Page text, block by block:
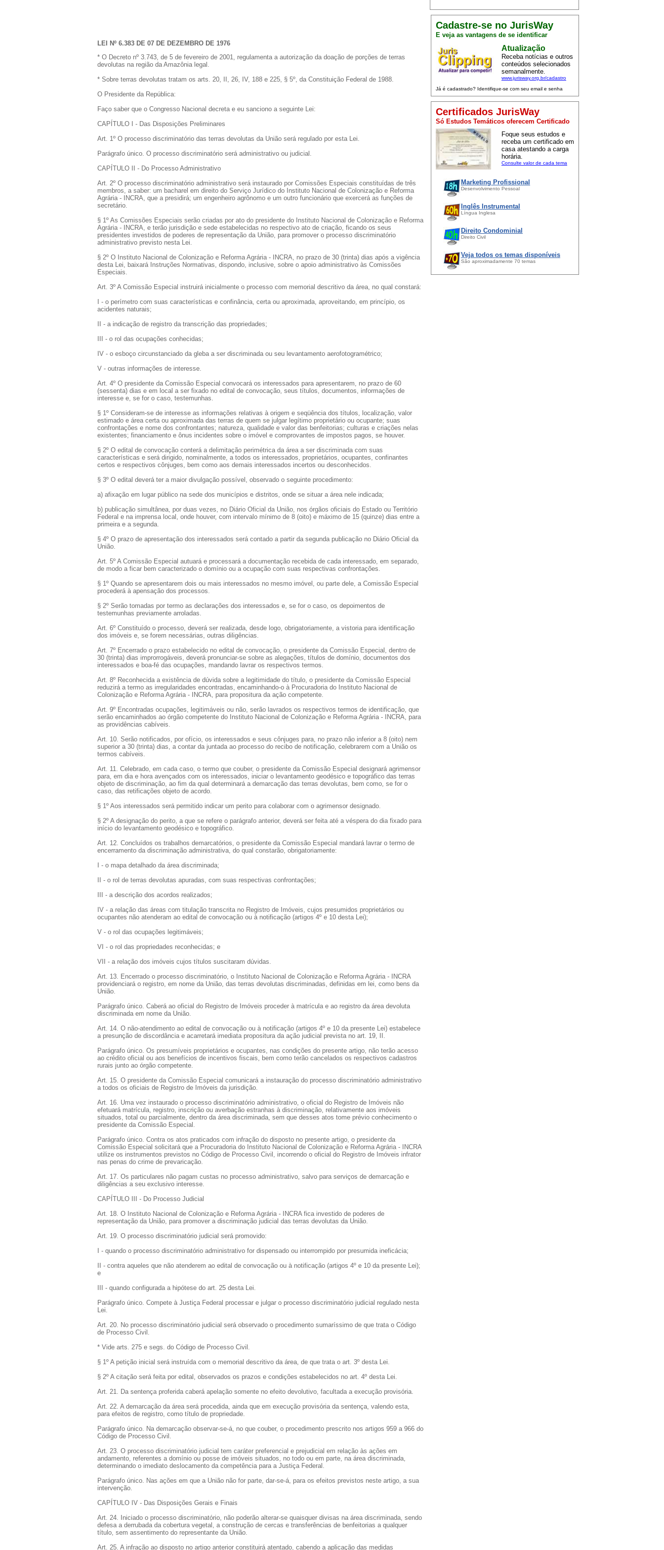
Cadastre-se no JurisWay
E veja as vantagens de se identificar
Atualização
Receba notícias e outros
conteúdos selecionados
semanalmente.
www.jurisway.org.br/cadastro
Já é cadastrado? Identifique-se com seu email e senha
Certificados JurisWay
Só Estudos Temáticos oferecem Certificado
Foque seus estudos e
receba um certificado em
casa atestando a carga
horária.
Consulte valor de cada tema
Marketing Profissional
Desenvolvimento Pessoal
Inglês Instrumental
Língua Inglesa
Direito Condominial
Direito Civil
Veja todos os temas disponíveis
São aproximadamente 70 temas
LEI Nº 6.383 DE 07 DE DEZEMBRO DE 1976
* O Decreto nº 3.743, de 5 de fevereiro de 2001, regulamenta a autorização da doação de porções de terras
devolutas na região da Amazônia legal.
* Sobre terras devolutas tratam os arts. 20, II, 26, IV, 188 e 225, § 5º, da Constituição Federal de 1988.
O Presidente da República:
Faço saber que o Congresso Nacional decreta e eu sanciono a seguinte Lei:
CAPÍTULO I - Das Disposições Preliminares
Art. 1º O processo discriminatório das terras devolutas da União será regulado por esta Lei.
Parágrafo único. O processo discriminatório será administrativo ou judicial.
CAPÍTULO II - Do Processo Administrativo
Art. 2º O processo discriminatório administrativo será instaurado por Comissões Especiais constituídas de três
membros, a saber: um bacharel em direito do Serviço Jurídico do Instituto Nacional de Colonização e Reforma
Agrária - INCRA, que a presidirá; um engenheiro agrônomo e um outro funcionário que exercerá as funções de
secretário.
§ 1º As Comissões Especiais serão criadas por ato do presidente do Instituto Nacional de Colonização e Reforma
Agrária - INCRA, e terão jurisdição e sede estabelecidas no respectivo ato de criação, ficando os seus
presidentes investidos de poderes de representação da União, para promover o processo discriminatório
administrativo previsto nesta Lei.
§ 2º O Instituto Nacional de Colonização e Reforma Agrária - INCRA, no prazo de 30 (trinta) dias após a vigência
desta Lei, baixará Instruções Normativas, dispondo, inclusive, sobre o apoio administrativo às Comissões
Especiais.
Art. 3º A Comissão Especial instruirá inicialmente o processo com memorial descritivo da área, no qual constará:
I - o perímetro com suas características e confinância, certa ou aproximada, aproveitando, em princípio, os
acidentes naturais;
II - a indicação de registro da transcrição das propriedades;
III - o rol das ocupações conhecidas;
IV - o esboço circunstanciado da gleba a ser discriminada ou seu levantamento aerofotogramétrico;
V - outras informações de interesse.
Art. 4º O presidente da Comissão Especial convocará os interessados para apresentarem, no prazo de 60
(sessenta) dias e em local a ser fixado no edital de convocação, seus títulos, documentos, informações de
interesse e, se for o caso, testemunhas.
§ 1º Consideram-se de interesse as informações relativas à origem e seqüência dos títulos, localização, valor
estimado e área certa ou aproximada das terras de quem se julgar legítimo proprietário ou ocupante; suas
confrontações e nome dos confrontantes; natureza, qualidade e valor das benfeitorias; culturas e criações nelas
existentes; financiamento e ônus incidentes sobre o imóvel e comprovantes de impostos pagos, se houver.
§ 2º O edital de convocação conterá a delimitação perimétrica da área a ser discriminada com suas
características e será dirigido, nominalmente, a todos os interessados, proprietários, ocupantes, confinantes
certos e respectivos cônjuges, bem como aos demais interessados incertos ou desconhecidos.
§ 3º O edital deverá ter a maior divulgação possível, observado o seguinte procedimento:
a) afixação em lugar público na sede dos municípios e distritos, onde se situar a área nele indicada;
b) publicação simultânea, por duas vezes, no Diário Oficial da União, nos órgãos oficiais do Estado ou Território
Federal e na imprensa local, onde houver, com intervalo mínimo de 8 (oito) e máximo de 15 (quinze) dias entre a
primeira e a segunda.
§ 4º O prazo de apresentação dos interessados será contado a partir da segunda publicação no Diário Oficial da
União.
Art. 5º A Comissão Especial autuará e processará a documentação recebida de cada interessado, em separado,
de modo a ficar bem caracterizado o domínio ou a ocupação com suas respectivas confrontações.
§ 1º Quando se apresentarem dois ou mais interessados no mesmo imóvel, ou parte dele, a Comissão Especial
procederá à apensação dos processos.
§ 2º Serão tomadas por termo as declarações dos interessados e, se for o caso, os depoimentos de
testemunhas previamente arroladas.
Art. 6º Constituído o processo, deverá ser realizada, desde logo, obrigatoriamente, a vistoria para identificação
dos imóveis e, se forem necessárias, outras diligências.
Art. 7º Encerrado o prazo estabelecido no edital de convocação, o presidente da Comissão Especial, dentro de
30 (trinta) dias improrrogáveis, deverá pronunciar-se sobre as alegações, títulos de domínio, documentos dos
interessados e boa-fé das ocupações, mandando lavrar os respectivos termos.
Art. 8º Reconhecida a existência de dúvida sobre a legitimidade do título, o presidente da Comissão Especial
reduzirá a termo as irregularidades encontradas, encaminhando-o à Procuradoria do Instituto Nacional de
Colonização e Reforma Agrária - INCRA, para propositura da ação competente.
Art. 9º Encontradas ocupações, legitimáveis ou não, serão lavrados os respectivos termos de identificação, que
serão encaminhados ao órgão competente do Instituto Nacional de Colonização e Reforma Agrária - INCRA, para
as providências cabíveis.
Art. 10. Serão notificados, por ofício, os interessados e seus cônjuges para, no prazo não inferior a 8 (oito) nem
superior a 30 (trinta) dias, a contar da juntada ao processo do recibo de notificação, celebrarem com a União os
termos cabíveis.
Art. 11. Celebrado, em cada caso, o termo que couber, o presidente da Comissão Especial designará agrimensor
para, em dia e hora avençados com os interessados, iniciar o levantamento geodésico e topográfico das terras
objeto de discriminação, ao fim da qual determinará a demarcação das terras devolutas, bem como, se for o
caso, das retificações objeto de acordo.
§ 1º Aos interessados será permitido indicar um perito para colaborar com o agrimensor designado.
§ 2º A designação do perito, a que se refere o parágrafo anterior, deverá ser feita até a véspera do dia fixado para
início do levantamento geodésico e topográfico.
Art. 12. Concluídos os trabalhos demarcatórios, o presidente da Comissão Especial mandará lavrar o termo de
encerramento da discriminação administrativa, do qual constarão, obrigatoriamente:
I - o mapa detalhado da área discriminada;
II - o rol de terras devolutas apuradas, com suas respectivas confrontações;
III - a descrição dos acordos realizados;
IV - a relação das áreas com titulação transcrita no Registro de Imóveis, cujos presumidos proprietários ou
ocupantes não atenderam ao edital de convocação ou à notificação (artigos 4º e 10 desta Lei);
V - o rol das ocupações legitimáveis;
VI - o rol das propriedades reconhecidas; e
VII - a relação dos imóveis cujos títulos suscitaram dúvidas.
Art. 13. Encerrado o processo discriminatório, o Instituto Nacional de Colonização e Reforma Agrária - INCRA
providenciará o registro, em nome da União, das terras devolutas discriminadas, definidas em lei, como bens da
União.
Parágrafo único. Caberá ao oficial do Registro de Imóveis proceder à matrícula e ao registro da área devoluta
discriminada em nome da União.
Art. 14. O não-atendimento ao edital de convocação ou à notificação (artigos 4º e 10 da presente Lei) estabelece
a presunção de discordância e acarretará imediata propositura da ação judicial prevista no art. 19, II.
Parágrafo único. Os presumíveis proprietários e ocupantes, nas condições do presente artigo, não terão acesso
ao crédito oficial ou aos benefícios de incentivos fiscais, bem como terão cancelados os respectivos cadastros
rurais junto ao órgão competente.
Art. 15. O presidente da Comissão Especial comunicará a instauração do processo discriminatório administrativo
a todos os oficiais de Registro de Imóveis da jurisdição.
Art. 16. Uma vez instaurado o processo discriminatório administrativo, o oficial do Registro de Imóveis não
efetuará matrícula, registro, inscrição ou averbação estranhas à discriminação, relativamente aos imóveis
situados, total ou parcialmente, dentro da área discriminada, sem que desses atos tome prévio conhecimento o
presidente da Comissão Especial.
Parágrafo único. Contra os atos praticados com infração do disposto no presente artigo, o presidente da
Comissão Especial solicitará que a Procuradoria do Instituto Nacional de Colonização e Reforma Agrária - INCRA
utilize os instrumentos previstos no Código de Processo Civil, incorrendo o oficial do Registro de Imóveis infrator
nas penas do crime de prevaricação.
Art. 17. Os particulares não pagam custas no processo administrativo, salvo para serviços de demarcação e
diligências a seu exclusivo interesse.
CAPÍTULO III - Do Processo Judicial
Art. 18. O Instituto Nacional de Colonização e Reforma Agrária - INCRA fica investido de poderes de
representação da União, para promover a discriminação judicial das terras devolutas da União.
Art. 19. O processo discriminatório judicial será promovido:
I - quando o processo discriminatório administrativo for dispensado ou interrompido por presumida ineficácia;
II - contra aqueles que não atenderem ao edital de convocação ou à notificação (artigos 4º e 10 da presente Lei);
e
III - quando configurada a hipótese do art. 25 desta Lei.
Parágrafo único. Compete à Justiça Federal processar e julgar o processo discriminatório judicial regulado nesta
Lei.
Art. 20. No processo discriminatório judicial será observado o procedimento sumaríssimo de que trata o Código
de Processo Civil.
* Vide arts. 275 e segs. do Código de Processo Civil.
§ 1º A petição inicial será instruída com o memorial descritivo da área, de que trata o art. 3º desta Lei.
§ 2º A citação será feita por edital, observados os prazos e condições estabelecidos no art. 4º desta Lei.
Art. 21. Da sentença proferida caberá apelação somente no efeito devolutivo, facultada a execução provisória.
Art. 22. A demarcação da área será procedida, ainda que em execução provisória da sentença, valendo esta,
para efeitos de registro, como título de propriedade.
Parágrafo único. Na demarcação observar-se-á, no que couber, o procedimento prescrito nos artigos 959 a 966 do
Código de Processo Civil.
Art. 23. O processo discriminatório judicial tem caráter preferencial e prejudicial em relação às ações em
andamento, referentes a domínio ou posse de imóveis situados, no todo ou em parte, na área discriminada,
determinando o imediato deslocamento da competência para a Justiça Federal.
Parágrafo único. Nas ações em que a União não for parte, dar-se-á, para os efeitos previstos neste artigo, a sua
intervenção.
CAPÍTULO IV - Das Disposições Gerais e Finais
Art. 24. Iniciado o processo discriminatório, não poderão alterar-se quaisquer divisas na área discriminada, sendo
defesa a derrubada da cobertura vegetal, a construção de cercas e transferências de benfeitorias a qualquer
título, sem assentimento do representante da União.
Art. 25. A infração ao disposto no artigo anterior constituirá atentado, cabendo a aplicação das medidas